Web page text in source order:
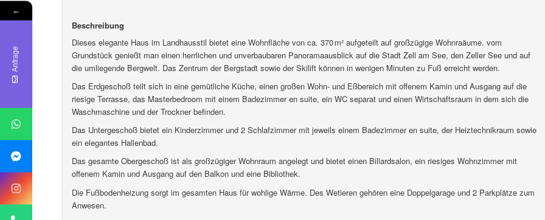
Beschreibung
Dieses elegante Haus im Landhausstil bietet eine Wohnfläche von ca. 370 m² aufgeteilt auf großzügige Wohnraäume. vom
Grundstück genießt man einen herrlichen und unverbaubaren Panoramaausblick auf die Stadt Zell am See, den Zeller See und auf
die umliegende Bergwelt. Das Zentrum der Bergstadt sowie der Skilift können in wenigen Minuten zu Fuß erreicht werden.
Das Erdgeschoß teilt sich in eine gemütliche Küche, einen großen Wohn- und Eßbereich mit offenem Kamin und Ausgang auf die
riesige Terrasse, das Masterbedroom mit einem Badezimmer en suite, ein WC separat und einen Wirtschaftsraum in dem sich die
Waschmaschine und der Trockner befinden.
Das Untergeschoß bietet ein Kinderzimmer und 2 Schlafzimmer mit jeweils einem Badezimmer en suite, der Heiztechnikraum sowie
ein elegantes Hallenbad.
Das gesamte Obergeschoß ist als großzügiger Wohnraum angelegt und bietet einen Billardsalon, ein riesiges Wohnzimmer mit
offenem Kamin und Ausgang auf den Balkon und eine Bibliothek.
Die Fußbodenheizung sorgt im gesamten Haus für wohlige Wärme. Des Wetieren gehören eine Doppelgarage und 2 Parkplätze zum
Anwesen.
←
Anfrage